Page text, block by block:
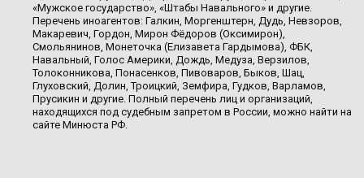
«Мужское государство», «Штабы Навального» и другие.
Перечень иноагентов: Галкин, Моргенштерн, Дудь, Невзоров,
Макаревич, Гордон, Мирон Фёдоров (Оксимирон),
Смольянинов, Монеточка (Елизавета Гардымова), ФБК,
Навальный, Голос Америки, Дождь, Медуза, Верзилов,
Толоконникова, Понасенков, Пивоваров, Быков, Шац,
Глуховский, Долин, Троицкий, Земфира, Гудков, Варламов,
Прусикин и другие. Полный перечень лиц и организаций,
находящихся под судебным запретом в России, можно найти на
сайте Минюста РФ.